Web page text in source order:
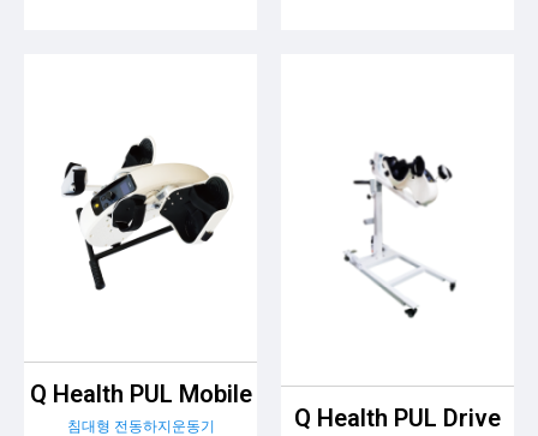
Q Health PUL Mobile
침대형 전동하지운동기 Q Health PUL Drive